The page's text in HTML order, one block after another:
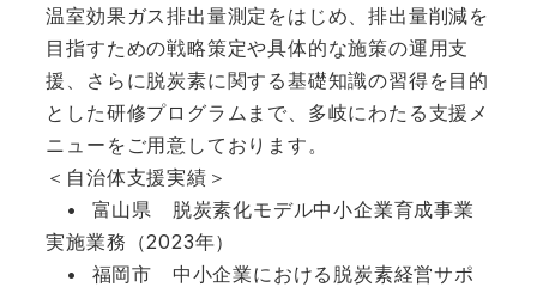
温室効果ガス排出量測定をはじめ、排出量削減を
目指すための戦略策定や具体的な施策の運用支
援、さらに脱炭素に関する基礎知識の習得を目的
とした研修プログラムまで、多岐にわたる支援メ
ニューをご用意しております。
＜自治体支援実績＞
• 富山県 脱炭素化モデル中小企業育成事業
実施業務（2023年）
• 福岡市 中小企業における脱炭素経営サポ